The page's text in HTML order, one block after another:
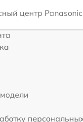
центр Panasonic